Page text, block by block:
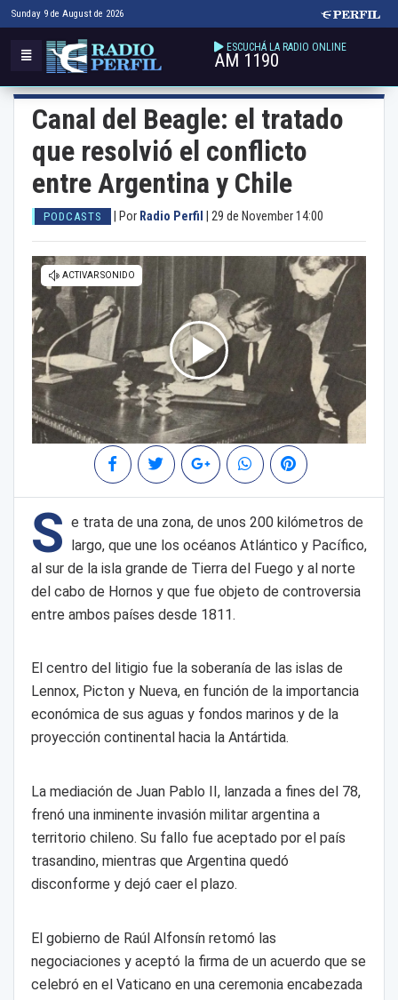
Sunday 9 de August de 2026
ESCUCHÁ LA RADIO ONLINE
AM 1190
Canal del Beagle: el tratado
que resolvió el conflicto
entre Argentina y Chile
PODCASTS Por Radio Perfil 29 de November 14:00
S e trata de una zona, de unos 200 kilómetros de
largo, que une los océanos Atlántico y Pacífico,
al sur de la isla grande de Tierra del Fuego y al norte
del cabo de Hornos y que fue objeto de controversia
entre ambos países desde 1811.
El centro del litigio fue la soberanía de las islas de
Lennox, Picton y Nueva, en función de la importancia
económica de sus aguas y fondos marinos y de la
proyección continental hacia la Antártida.
La mediación de Juan Pablo II, lanzada a fines del 78,
frenó una inminente invasión militar argentina a
territorio chileno. Su fallo fue aceptado por el país
trasandino, mientras que Argentina quedó
disconforme y dejó caer el plazo.
El gobierno de Raúl Alfonsín retomó las
negociaciones y aceptó la firma de un acuerdo que se
celebró en el Vaticano en una ceremonia encabezada